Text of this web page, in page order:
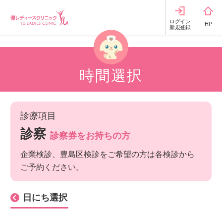
ログイン
新規登録
HP
時間選択
診療項目
診察 診察券をお持ちの方
企業検診、豊島区検診をご希望の方は各検診から
ご予約ください。
日にち選択